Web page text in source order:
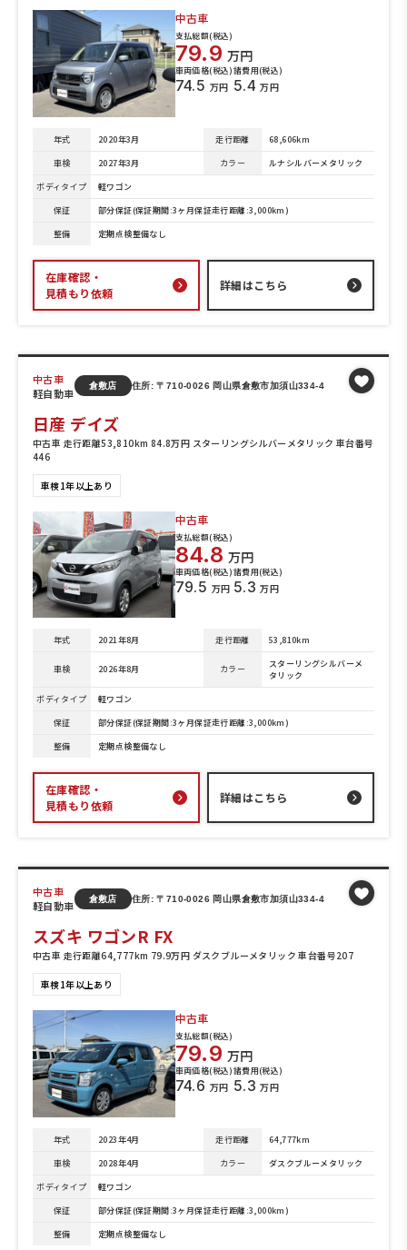
中古車
支払総額(税込)
79.9 万円
車両価格(税込)
74.5 万円
諸費用(税込)
5.4 万円
年式 2020年3月 走行距離
68,606km
車検
2027年3月 カラー
ルナシルバーメタリック
ボディタイプ
軽ワゴン
保証
部分保証(保証期間:3ヶ月保証走行距離:3,000km)
整備
定期点検整備なし
在庫確認・
見積もり依頼
詳細はこちら
中古車
軽自動車
倉敷店 住所: 〒710-0026 岡山県倉敷市加須山334-4
日産 デイズ
中古車 走行距離53,810km 84.8万円 スターリングシルバーメタリック 車台番号
446
車検1年以上あり
中古車
支払総額(税込)
84.8 万円
車両価格(税込)
79.5 万円
諸費用(税込)
5.3 万円
年式 2021年8月 走行距離 53,810km
車検 2026年8月 カラー
スターリングシルバーメ
タリック
ボディタイプ
軽ワゴン
保証
部分保証(保証期間:3ヶ月保証走行距離:3,000km)
整備
定期点検整備なし
在庫確認・
見積もり依頼
詳細はこちら
中古車
軽自動車
倉敷店 住所: 〒710-0026 岡山県倉敷市加須山334-4
スズキ ワゴンR FX
中古車 走行距離64,777km 79.9万円 ダスクブルーメタリック 車台番号207
車検1年以上あり
中古車
支払総額(税込)
79.9 万円
車両価格(税込)
74.6 万円
諸費用(税込)
5.3 万円
年式 2023年4月 走行距離
64,777km
車検
2028年4月 カラー
ダスクブルーメタリック
ボディタイプ
軽ワゴン
保証
部分保証(保証期間:3ヶ月保証走行距離:3,000km)
整備
定期点検整備なし